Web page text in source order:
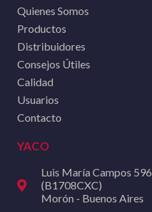
Quienes Somos
Productos
Distribuidores
Consejos Útiles
Calidad
Usuarios
Contacto
YACO
Luis María Campos 596
(B1708CXC)
Morón - Buenos Aires